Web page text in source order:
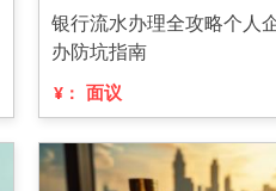
银行流水办理全攻略个人
办防坑指南
¥： 面议